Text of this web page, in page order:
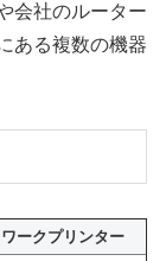
会社のルーター
ある複数の機器
ークプリンター